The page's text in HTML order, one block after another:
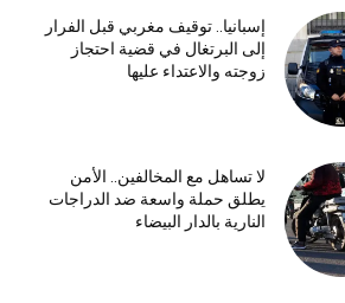
إسبانيا.. توقيف مغربي قبل الفرار
إلى البرتغال في قضية احتجاز
زوجته والاعتداء عليها
لا تساهل مع المخالفين.. الأمن
يطلق حملة واسعة ضد الدراجات
النارية بالدار البيضاء